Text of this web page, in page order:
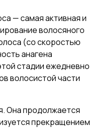
— самая активная и
волосяного
(со скоростью
анагена
стадии ежедневно
волосистой части
Она продолжается
прекращением